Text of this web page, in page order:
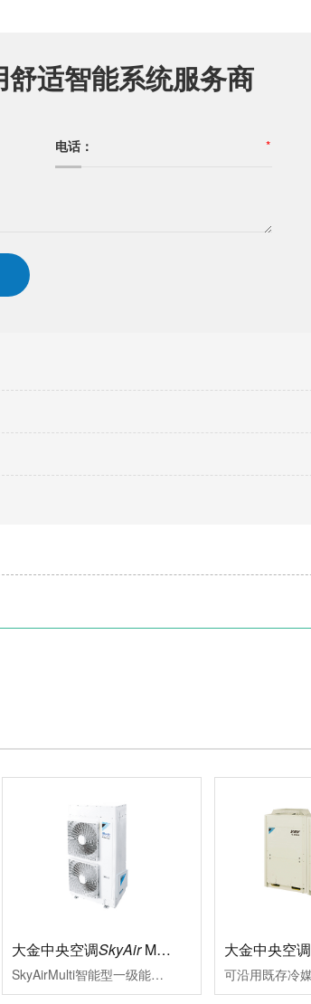
适智能系统服务商
电话： *
大金中央空调SkyAirMulti智能型
SkyAirMulti智能型一级能效变频多联空调系统性能可靠、外形美观的SkyAirMulti系列空调，一直以来是各类中小型商业空间的智慧之选SkyAirMulti系列空调全面升级，用户在体验大金空调营造的舒适空气环境的同时，更因其智能便捷的控制，完善的服务及赢领的节能效果而获益良多
大金中央空调